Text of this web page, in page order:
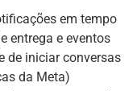
em tempo
entrega e eventos
de iniciar conversas
da Meta)